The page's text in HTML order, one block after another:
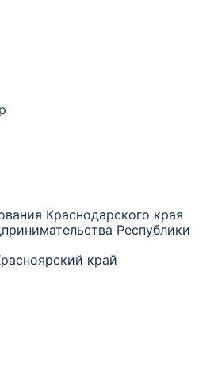
Краснодарского края
Республики
край